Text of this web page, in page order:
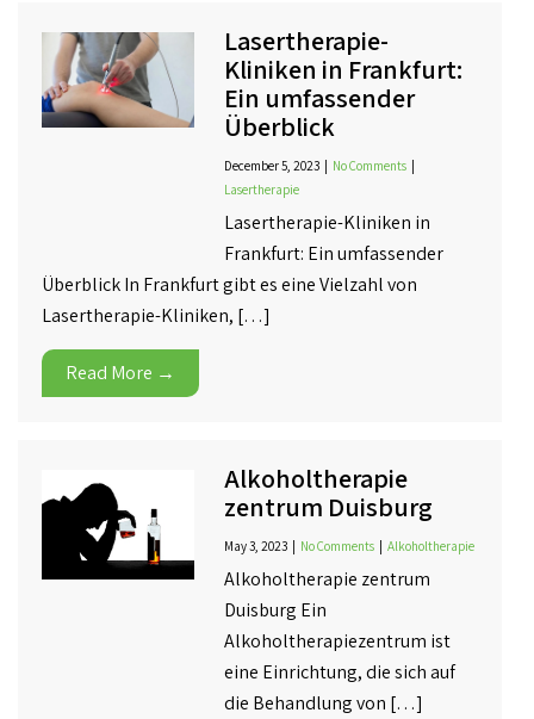
Lasertherapie-
Kliniken in Frankfurt:
Ein umfassender
Überblick
December 5, 2023 No Comments
Lasertherapie
Lasertherapie-Kliniken in
Frankfurt: Ein umfassender
Überblick In Frankfurt gibt es eine Vielzahl von
Lasertherapie-Kliniken, […]
Read More →
Alkoholtherapie
zentrum Duisburg
May 3, 2023 No Comments |Alkoholtherapie
Alkoholtherapie zentrum
Duisburg Ein
Alkoholtherapiezentrum ist
eine Einrichtung, die sich auf
die Behandlung von […]